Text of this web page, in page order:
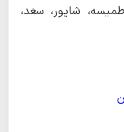
شاپور، سغد،